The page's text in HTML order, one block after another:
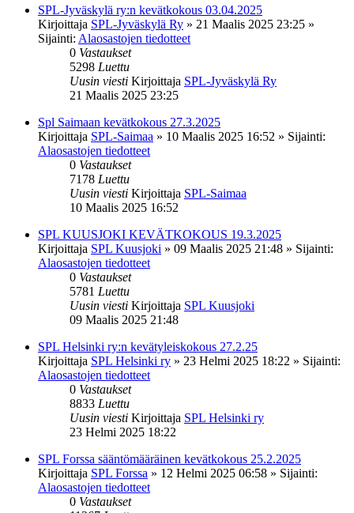
SPL-Jyväskylä ry:n kevätkokous 03.04.2025
Kirjoittaja SPL-Jyväskylä Ry » 21 Maalis 2025 23:25 »
Sijainti: Alaosastojen tiedotteet
0 Vastaukset
5298 Luettu
Uusin viesti Kirjoittaja SPL-Jyväskylä Ry
21 Maalis 2025 23:25
Spl Saimaan kevätkokous 27.3.2025
Kirjoittaja SPL-Saimaa » 10 Maalis 2025 16:52 » Sijainti:
Alaosastojen tiedotteet
0 Vastaukset
7178 Luettu
Uusin viesti Kirjoittaja SPL-Saimaa
10 Maalis 2025 16:52
SPL KUUSJOKI KEVÄTKOKOUS 19.3.2025
Kirjoittaja SPL Kuusjoki » 09 Maalis 2025 21:48 » Sijainti:
Alaosastojen tiedotteet
0 Vastaukset
5781 Luettu
Uusin viesti Kirjoittaja SPL Kuusjoki
09 Maalis 2025 21:48
SPL Helsinki ry:n kevätyleiskokous 27.2.25
Kirjoittaja SPL Helsinki ry » 23 Helmi 2025 18:22 » Sijainti:
Alaosastojen tiedotteet
0 Vastaukset
8833 Luettu
Uusin viesti Kirjoittaja SPL Helsinki ry
23 Helmi 2025 18:22
SPL Forssa sääntömääräinen kevätkokous 25.2.2025
Kirjoittaja SPL Forssa » 12 Helmi 2025 06:58 » Sijainti:
Alaosastojen tiedotteet
0 Vastaukset